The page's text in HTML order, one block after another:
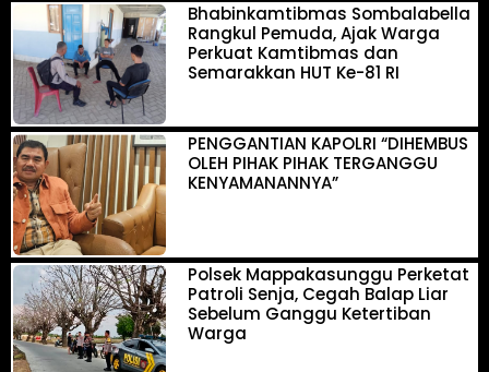
Bhabinkamtibmas Sombalabella
Rangkul Pemuda, Ajak Warga
Perkuat Kamtibmas dan
Semarakkan HUT Ke-81 RI
PENGGANTIAN KAPOLRI “DIHEMBUS
OLEH PIHAK PIHAK TERGANGGU
KENYAMANANNYA”
Polsek Mappakasunggu Perketat
Patroli Senja, Cegah Balap Liar
Sebelum Ganggu Ketertiban
Warga